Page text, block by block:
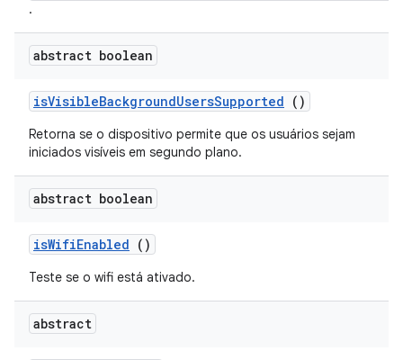
.
abstract boolean
isVisibleBackgroundUsersSupported ()
Retorna se o dispositivo permite que os usuários sejam
iniciados visíveis em segundo plano.
abstract boolean
isWifiEnabled ()
Teste se o wifi está ativado.
abstract